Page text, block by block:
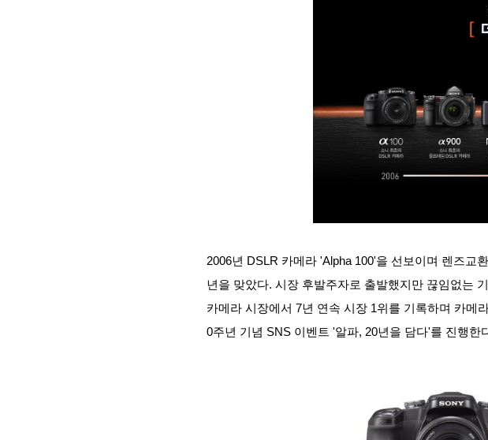
2006년 DSLR 카메라 'Alpha 100'을 선보이며 렌즈교
년을 맞았다. 시장 후발주자로 출발했지만 끊임없는
카메라 시장에서 7년 연속 시장 1위를 기록하며 카메
0주년 기념 SNS 이벤트 '알파, 20년을 담다'를 진행한